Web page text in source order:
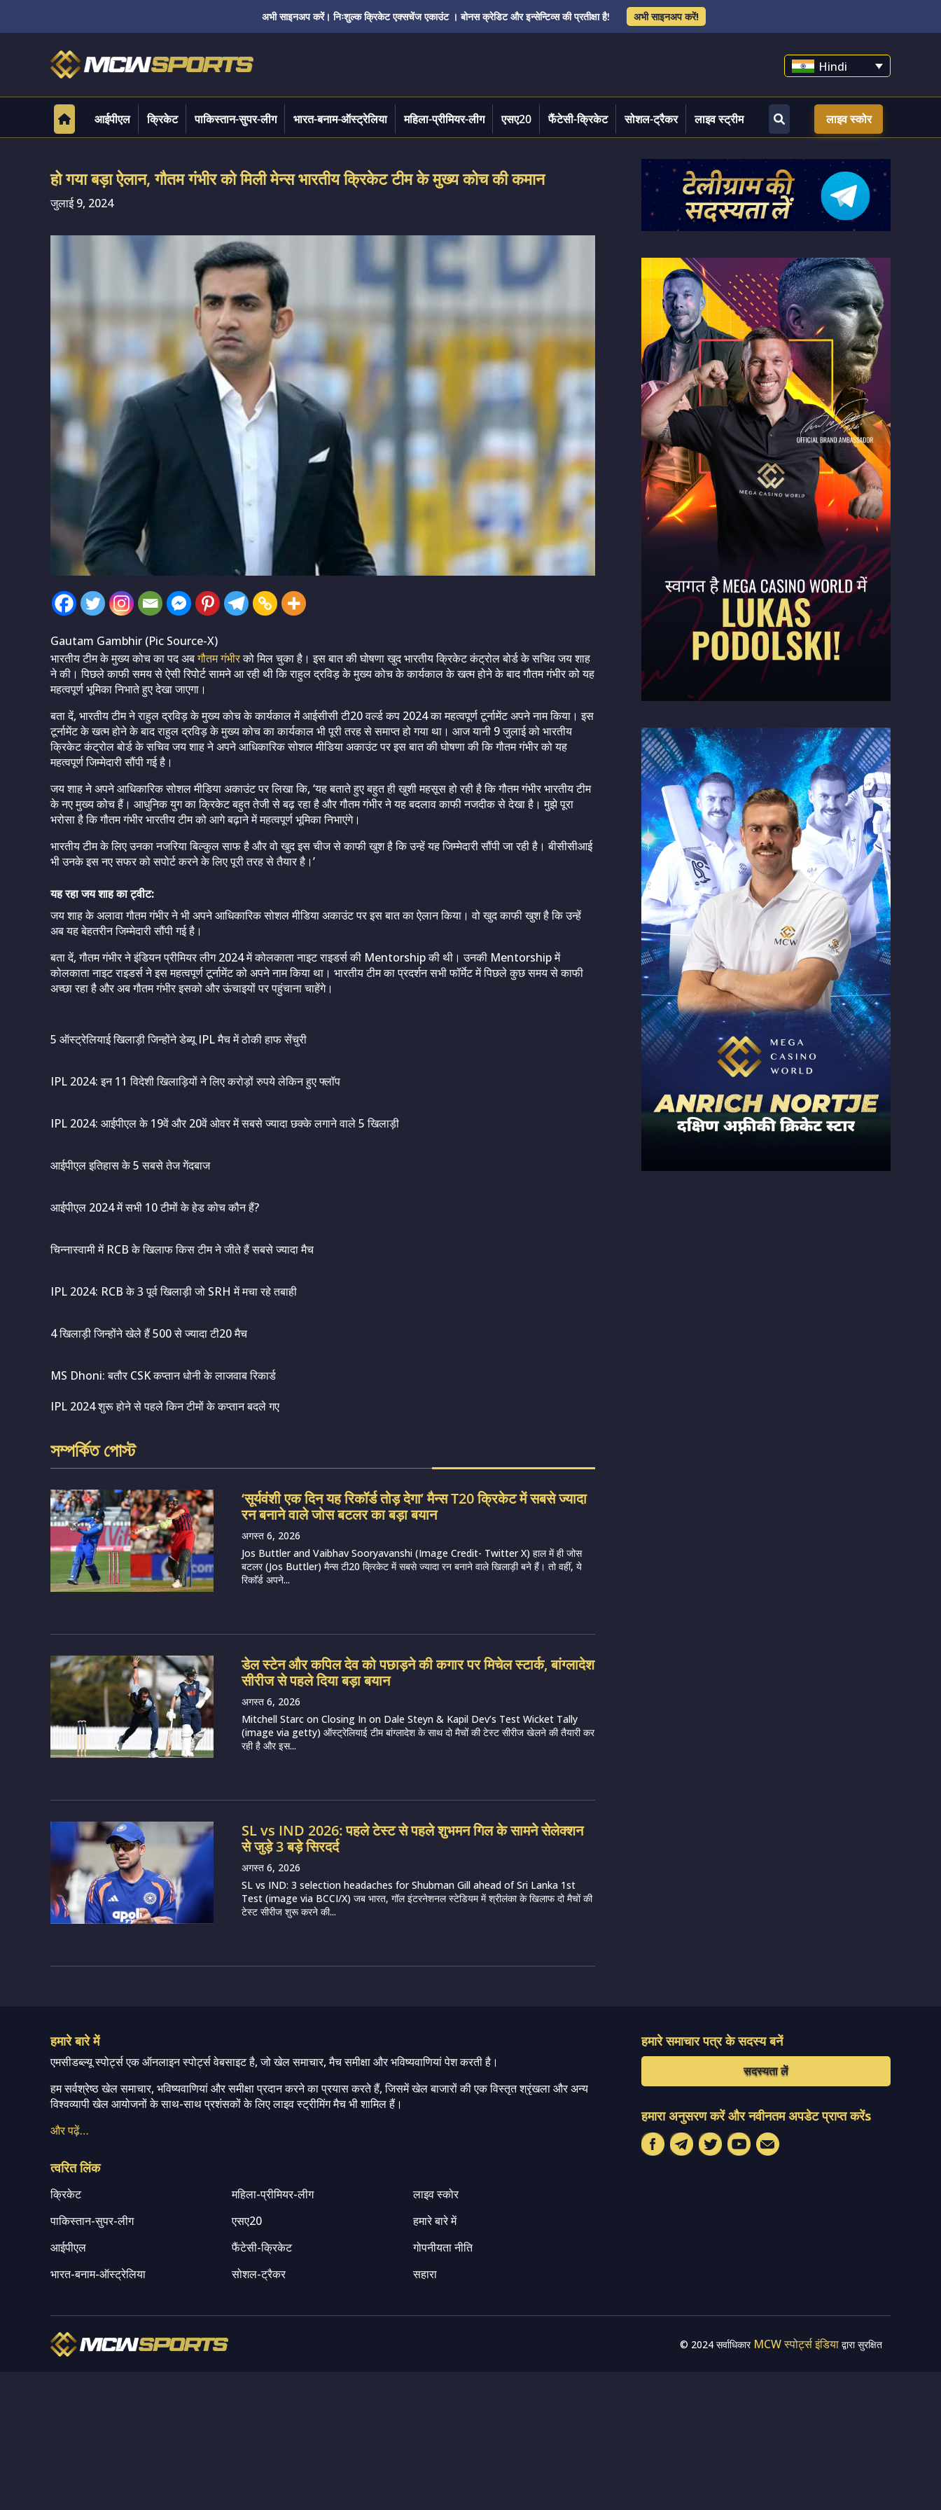
अभी साइनअप करें। निःशुल्क क्रिकेट एक्सचेंज एकाउंट । बोनस क्रेडिट और इन्सेन्टिव्स की प्रतीक्षा है! अभी साइनअप करें!
Hindi
आईपीएल क्रिकेट पाकिस्तान-सुपर-लीग भारत-बनाम-ऑस्ट्रेलिया महिला-प्रीमियर-लीग एसए20 फैंटेसी-क्रिकेट सोशल-ट्रैकर लाइव स्ट्रीम लाइव स्कोर
हो गया बड़ा ऐलान, गौतम गंभीर को मिली मेन्स भारतीय क्रिकेट टीम के मुख्य कोच की कमान
जुलाई 9, 2024
Gautam Gambhir (Pic Source-X)
भारतीय टीम के मुख्य कोच का पद अबगौतम गंभीरको मिल चुका है। इस बात की घोषणा खुद भारतीय क्रिकेट कंट्रोल बोर्ड के सचिव जय शाह
ने की। पिछले काफी समय से ऐसी रिपोर्ट सामने आ रही थी कि राहुल द्रविड़ के मुख्य कोच के कार्यकाल के खत्म होने के बाद गौतम गंभीर को यह
महत्वपूर्ण भूमिका निभाते हुए देखा जाएगा।
बता दें, भारतीय टीम ने राहुल द्रविड़ के मुख्य कोच के कार्यकाल में आईसीसी टी20 वर्ल्ड कप 2024 का महत्वपूर्ण टूर्नामेंट अपने नाम किया। इस
टूर्नामेंट के खत्म होने के बाद राहुल द्रविड़ के मुख्य कोच का कार्यकाल भी पूरी तरह से समाप्त हो गया था। आज यानी 9 जुलाई को भारतीय
क्रिकेट कंट्रोल बोर्ड के सचिव जय शाह ने अपने आधिकारिक सोशल मीडिया अकाउंट पर इस बात की घोषणा की कि गौतम गंभीर को यह
महत्वपूर्ण जिम्मेदारी सौंपी गई है।
जय शाह ने अपने आधिकारिक सोशल मीडिया अकाउंट पर लिखा कि, ‘यह बताते हुए बहुत ही खुशी महसूस हो रही है कि गौतम गंभीर भारतीय टीम
के नए मुख्य कोच हैं। आधुनिक युग का क्रिकेट बहुत तेजी से बढ़ रहा है और गौतम गंभीर ने यह बदलाव काफी नजदीक से देखा है। मुझे पूरा
भरोसा है कि गौतम गंभीर भारतीय टीम को आगे बढ़ाने में महत्वपूर्ण भूमिका निभाएंगे।
भारतीय टीम के लिए उनका नजरिया बिल्कुल साफ है और वो खुद इस चीज से काफी खुश है कि उन्हें यह जिम्मेदारी सौंपी जा रही है। बीसीसीआई
भी उनके इस नए सफर को सपोर्ट करने के लिए पूरी तरह से तैयार है।’
यह रहा जय शाह का ट्वीट:
जय शाह के अलावा गौतम गंभीर ने भी अपने आधिकारिक सोशल मीडिया अकाउंट पर इस बात का ऐलान किया। वो खुद काफी खुश है कि उन्हें
अब यह बेहतरीन जिम्मेदारी सौंपी गई है।
बता दें, गौतम गंभीर ने इंडियन प्रीमियर लीग 2024 में कोलकाता नाइट राइडर्स की Mentorship की थी। उनकी Mentorship में
कोलकाता नाइट राइडर्स ने इस महत्वपूर्ण टूर्नामेंट को अपने नाम किया था। भारतीय टीम का प्रदर्शन सभी फॉर्मेट में पिछले कुछ समय से काफी
अच्छा रहा है और अब गौतम गंभीर इसको और ऊंचाइयों पर पहुंचाना चाहेंगे।
5 ऑस्ट्रेलियाई खिलाड़ी जिन्होंने डेब्यू IPL मैच में ठोकी हाफ सेंचुरी
IPL 2024: इन 11 विदेशी खिलाड़ियों ने लिए करोड़ों रुपये लेकिन हुए फ्लॉप
IPL 2024: आईपीएल के 19वें और 20वें ओवर में सबसे ज्यादा छक्के लगाने वाले 5 खिलाड़ी
आईपीएल इतिहास के 5 सबसे तेज गेंदबाज
आईपीएल 2024 में सभी 10 टीमों के हेड कोच कौन हैं?
चिन्नास्वामी में RCB के खिलाफ किस टीम ने जीते हैं सबसे ज्यादा मैच
IPL 2024: RCB के 3 पूर्व खिलाड़ी जो SRH में मचा रहे तबाही
4 खिलाड़ी जिन्होंने खेले हैं 500 से ज्यादा टी20 मैच
MS Dhoni: बतौर CSK कप्तान धोनी के लाजवाब रिकार्ड
IPL 2024 शुरू होने से पहले किन टीमों के कप्तान बदले गए
সম্পর্কিত পোস্ট
‘सूर्यवंशी एक दिन यह रिकॉर्ड तोड़ देगा’ मैन्स T20 क्रिकेट में सबसे ज्यादा
रन बनाने वाले जोस बटलर का बड़ा बयान
अगस्त 6, 2026
Jos Buttler and Vaibhav Sooryavanshi (Image Credit- Twitter X) हाल में ही जोस
बटलर (Jos Buttler) मैन्स टी20 क्रिकेट में सबसे ज्यादा रन बनाने वाले खिलाड़ी बने हैं। तो वहीं, ये
रिकाॅर्ड अपने...
डेल स्टेन और कपिल देव को पछाड़ने की कगार पर मिचेल स्टार्क, बांग्लादेश
सीरीज से पहले दिया बड़ा बयान
अगस्त 6, 2026
Mitchell Starc on Closing In on Dale Steyn & Kapil Dev’s Test Wicket Tally
(image via getty) ऑस्ट्रेलियाई टीम बांग्लादेश के साथ दो मैचों की टेस्ट सीरीज खेलने की तैयारी कर
रही है और इस...
SL vs IND 2026: पहले टेस्ट से पहले शुभमन गिल के सामने सेलेक्शन
से जुड़े 3 बड़े सिरदर्द
अगस्त 6, 2026
SL vs IND: 3 selection headaches for Shubman Gill ahead of Sri Lanka 1st
Test (image via BCCI/X) जब भारत, गॉल इंटरनेशनल स्टेडियम में श्रीलंका के खिलाफ दो मैचों की
टेस्ट सीरीज शुरू करने की...
हमारे बारे में
एमसीडब्ल्यू स्पोर्ट्स एक ऑनलाइन स्पोर्ट्स वेबसाइट है, जो खेल समाचार, मैच समीक्षा और भविष्यवाणियां पेश करती है।
हम सर्वश्रेष्ठ खेल समाचार, भविष्यवाणियां और समीक्षा प्रदान करने का प्रयास करते हैं, जिसमें खेल बाजारों की एक विस्तृत श्रृंखला और अन्य
विश्वव्यापी खेल आयोजनों के साथ-साथ प्रशंसकों के लिए लाइव स्ट्रीमिंग मैच भी शामिल हैं।
और पढ़ें…
त्वरित लिंक
क्रिकेट महिला-प्रीमियर-लीग
लाइव स्कोर
पाकिस्तान-सुपर-लीग
एसए20
हमारे बारे में
आईपीएल
फैंटेसी-क्रिकेट
गोपनीयता नीति
भारत-बनाम-ऑस्ट्रेलिया
सोशल-ट्रैकर सहारा
हमारे समाचार पत्र के सदस्य बनें
सदस्यता लें
हमारा अनुसरण करें और नवीनतम अपडेट प्राप्त करेंs
© 2024 सर्वाधिकार MCW स्पोर्ट्स इंडिया द्वारा सुरक्षित